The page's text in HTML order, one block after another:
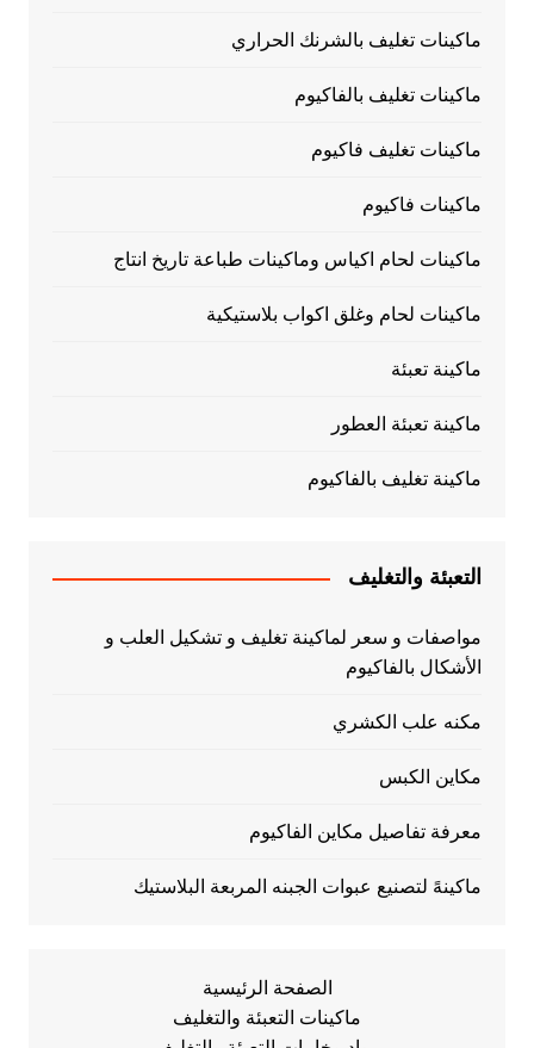
ماكينات تغليف بالشرنك الحراري
ماكينات تغليف بالفاكيوم
ماكينات تغليف فاكيوم
ماكينات فاكيوم
ماكينات لحام اكياس وماكينات طباعة تاريخ انتاج
ماكينات لحام وغلق اكواب بلاستيكية
ماكينة تعبئة
ماكينة تعبئة العطور
ماكينة تغليف بالفاكيوم
التعبئة والتغليف
مواصفات و سعر لماكينة تغليف و تشكيل العلب و
الأشكال بالفاكيوم
مكنه علب الكشري
مكاين الكبس
معرفة تفاصيل مكاين الفاكيوم
ماكينهً لتصنيع عبوات الجبنه المربعة البلاستيك
الصفحة الرئيسية
ماكينات التعبئة والتغليف